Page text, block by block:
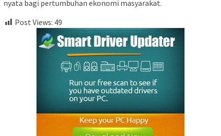
nyata bagi pertumbuhan ekonomi masyarakat.
Post Views: 49